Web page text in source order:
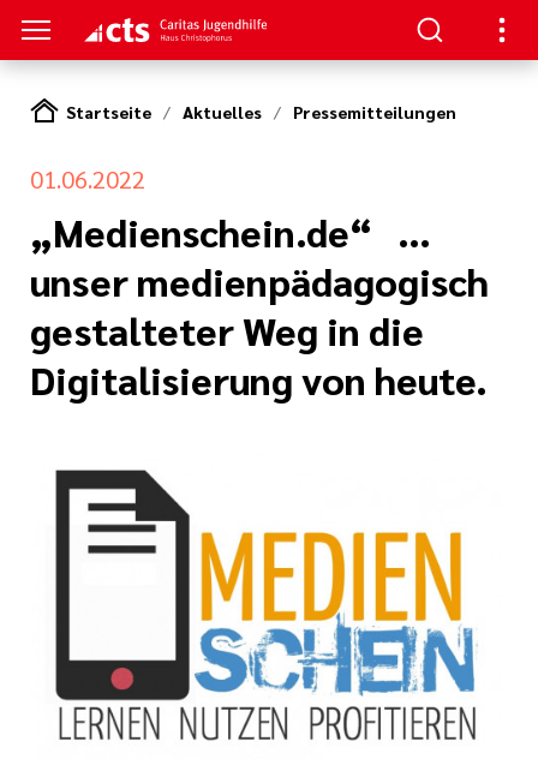
Ansätze
Dienst
cts-
Startseite Aktuelles Pressemitteilungen
01.06.2022
„Medienschein.de“ …
unser medienpädagogisch
gestalteter Weg in die
Digitalisierung von heute.